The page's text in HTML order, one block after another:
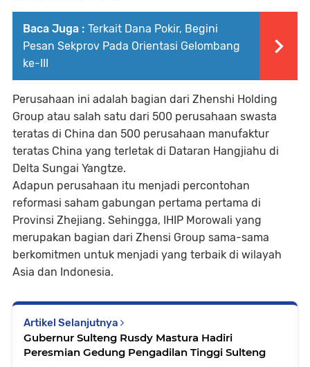
Baca Juga : Terkait Dana Pokir, Begini
Pesan Sekprov Pada Orientasi Gelombang
ke-III
Perusahaan ini adalah bagian dari Zhenshi Holding
Group atau salah satu dari 500 perusahaan swasta
teratas di China dan 500 perusahaan manufaktur
teratas China yang terletak di Dataran Hangjiahu di
Delta Sungai Yangtze.
Adapun perusahaan itu menjadi percontohan
reformasi saham gabungan pertama pertama di
Provinsi Zhejiang. Sehingga, IHIP Morowali yang
merupakan bagian dari Zhensi Group sama-sama
berkomitmen untuk menjadi yang terbaik di wilayah
Asia dan Indonesia.
Artikel Selanjutnya
Gubernur Sulteng Rusdy Mastura Hadiri
Peresmian Gedung Pengadilan Tinggi Sulteng